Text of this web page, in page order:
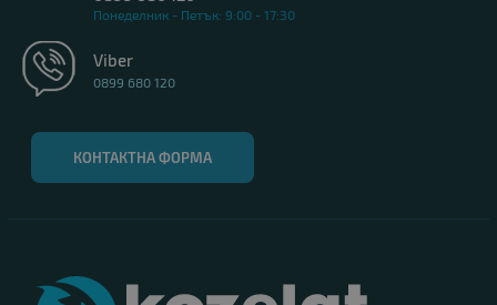
Понеделник - Петък: 9:00 - 17:30
Viber
0899 680 120
КОНТАКТНА ФОРМА